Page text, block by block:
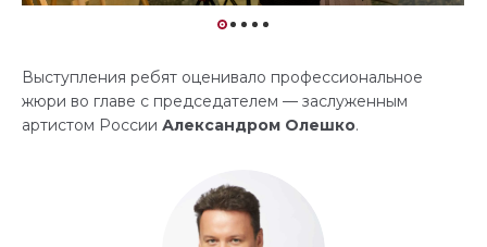
Выступления ребят оценивало профессиональное
жюри во главе с председателем — заслуженным
артистом России Александром Олешко.